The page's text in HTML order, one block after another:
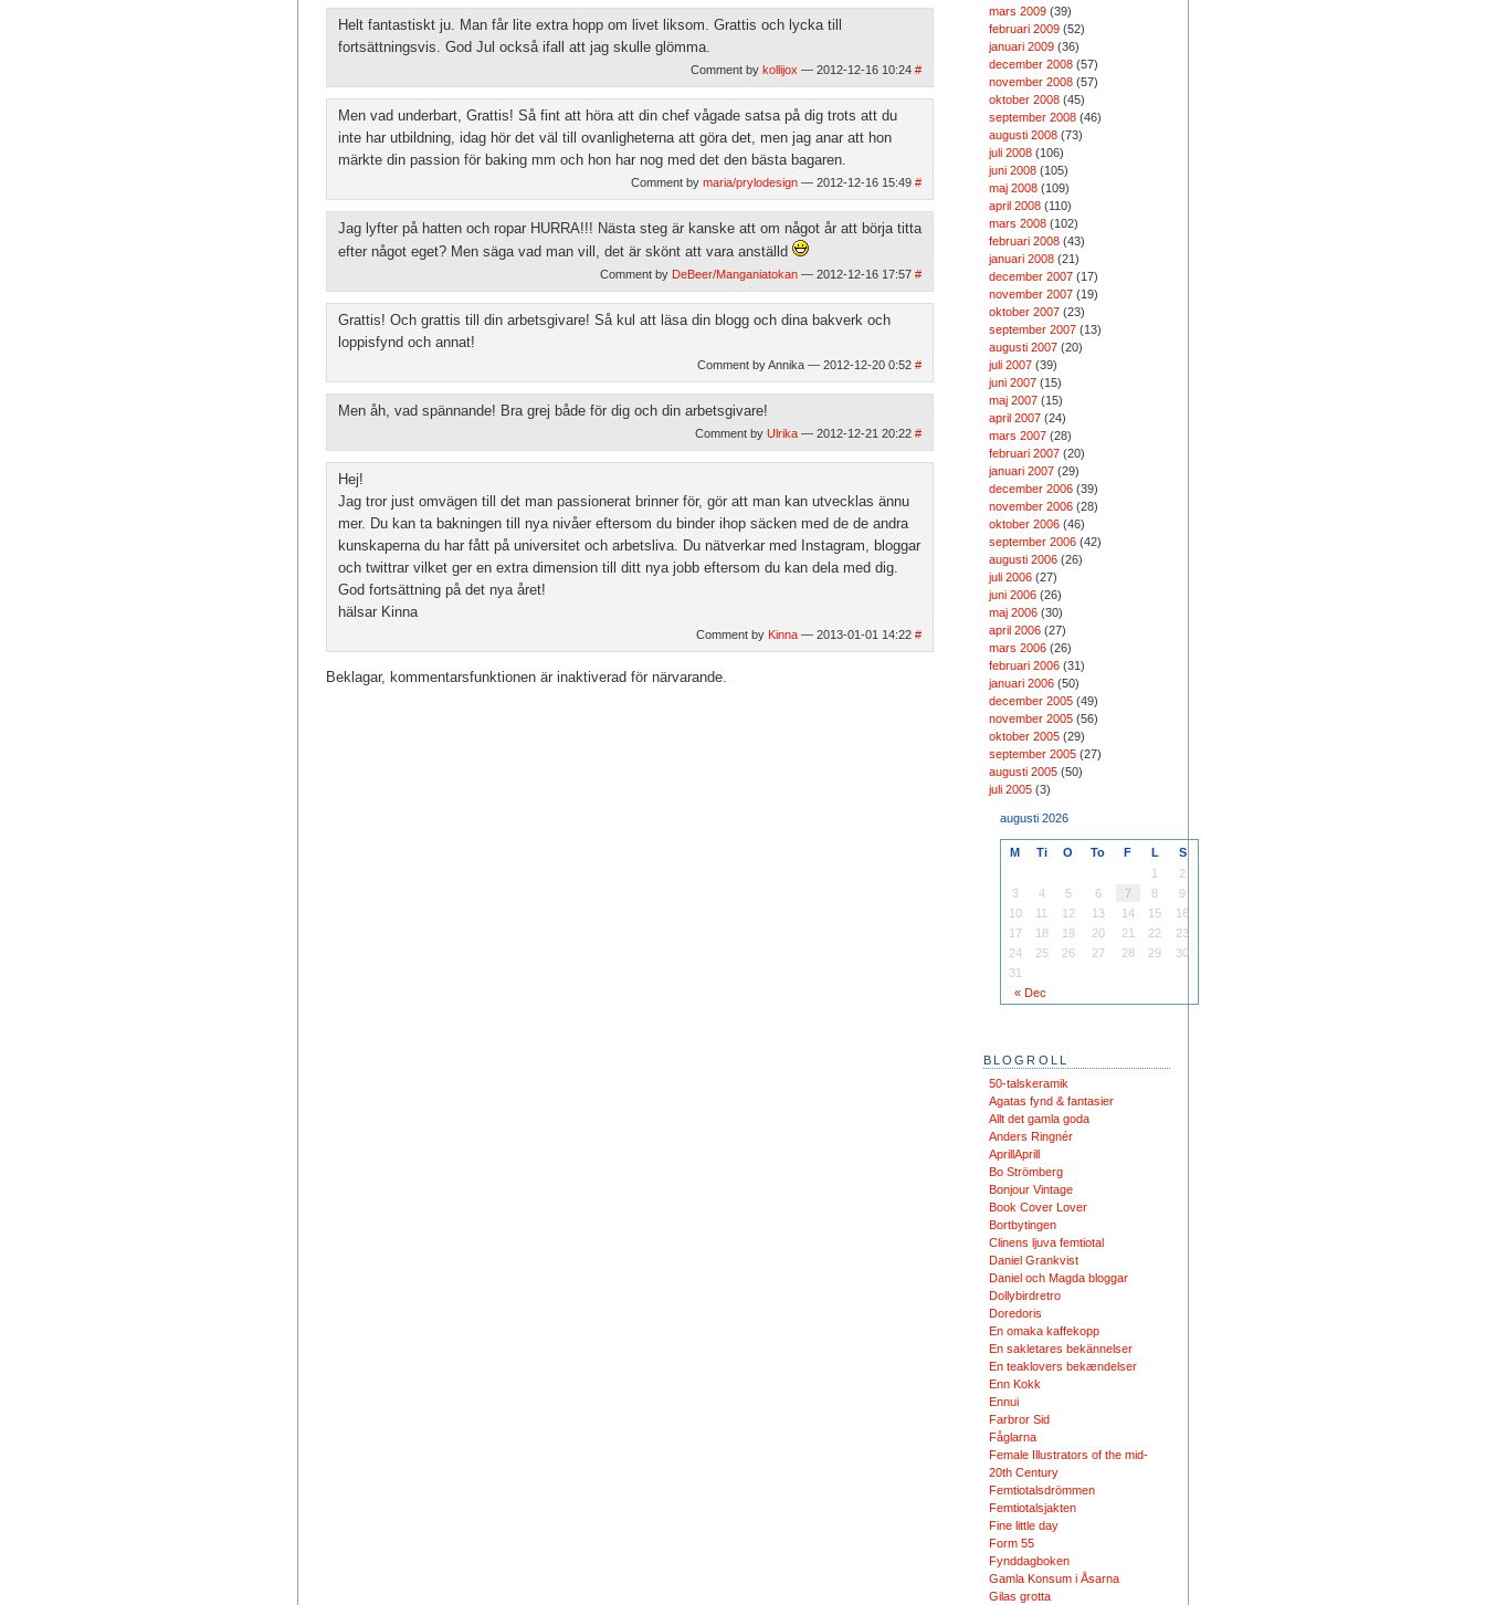
Helt fantastiskt ju. Man får lite extra hopp om livet liksom. Grattis och lycka till
fortsättningsvis. God Jul också ifall att jag skulle glömma.
Comment by kollijox — 2012-12-16 10:24 #
Men vad underbart, Grattis! Så fint att höra att din chef vågade satsa på dig trots att du
inte har utbildning, idag hör det väl till ovanligheterna att göra det, men jag anar att hon
märkte din passion för baking mm och hon har nog med det den bästa bagaren.
Comment by maria/prylodesign— 2012-12-16 15:49 #
Jag lyfter på hatten och ropar HURRA!!! Nästa steg är kanske att om något år att börja titta
efter något eget? Men säga vad man vill, det är skönt att vara anställd
Comment by DeBeer/Manganiatokan— 2012-12-16 17:57 #
Grattis! Och grattis till din arbetsgivare! Så kul att läsa din blogg och dina bakverk och
loppisfynd och annat!
Comment by Annika — 2012-12-20 0:52 #
Men åh, vad spännande! Bra grej både för dig och din arbetsgivare!
Comment by Ulrika— 2012-12-21 20:22 #
Hej!
Jag tror just omvägen till det man passionerat brinner för, gör att man kan utvecklas ännu
mer. Du kan ta bakningen till nya nivåer eftersom du binder ihop säcken med de de andra
kunskaperna du har fått på universitet och arbetsliva. Du nätverkar med Instagram, bloggar
och twittrar vilket ger en extra dimension till ditt nya jobb eftersom du kan dela med dig.
God fortsättning på det nya året!
hälsar Kinna
Comment by Kinna— 2013-01-01 14:22 #
Beklagar, kommentarsfunktionen är inaktiverad för närvarande.
mars 2009(39)
februari 2009(52)
januari 2009(36)
december 2008(57)
november 2008(57)
oktober 2008(45)
september 2008(46)
augusti 2008(73)
juli 2008(106)
juni 2008(105)
maj 2008(109)
april 2008(110)
mars 2008(102)
februari 2008(43)
januari 2008(21)
december 2007(17)
november 2007(19)
oktober 2007(23)
september 2007(13)
augusti 2007(20)
juli 2007(39)
juni 2007(15)
maj 2007(15)
april 2007(24)
mars 2007(28)
februari 2007(20)
januari 2007(29)
december 2006(39)
november 2006(28)
oktober 2006(46)
september 2006(42)
augusti 2006(26)
juli 2006(27)
juni 2006(26)
maj 2006(30)
april 2006(27)
mars 2006(26)
februari 2006(31)
januari 2006(50)
december 2005(49)
november 2005(56)
oktober 2005(29)
september 2005(27)
augusti 2005(50)
juli 2005(3)
augusti 2026
M Ti O To F L S
« Dec
1
2
3
4 5 6 7 8
9
10
11 12 13 14 15
16
17
18 19 20 21 22
23
24
25 26 27 28 29
30
31
BLOGROLL
50-talskeramik
Agatas fynd & fantasier
Allt det gamla goda
Anders Ringnér
AprillAprill
Bo Strömberg
Bonjour Vintage
Book Cover Lover
Bortbytingen
Clinens ljuva femtiotal
Daniel Grankvist
Daniel och Magda bloggar
Dollybirdretro
Doredoris
En omaka kaffekopp
En sakletares bekännelser
En teaklovers bekændelser
Enn Kokk
Ennui
Farbror Sid
Fåglarna
Female Illustrators of the mid-
20th Century
Femtiotalsdrömmen
Femtiotalsjakten
Fine little day
Form 55
Fynddagboken
Gamla Konsum i Åsarna
Gilas grotta